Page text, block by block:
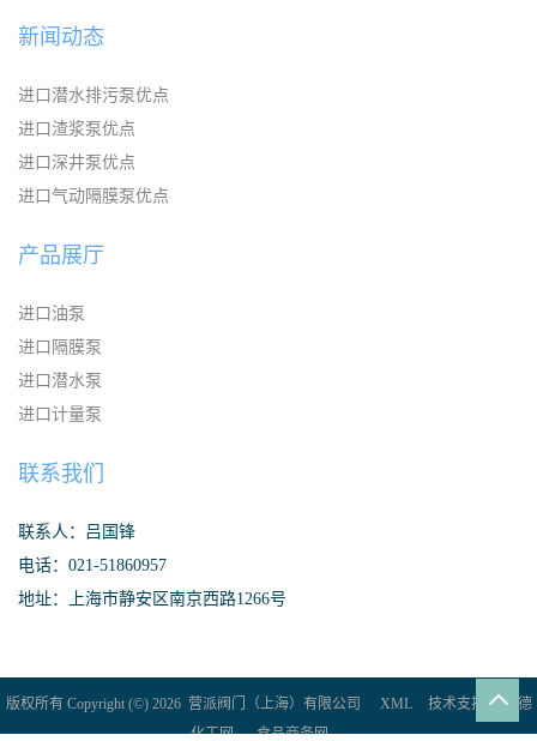
新闻动态
进口潜水排污泵优点
进口渣浆泵优点
进口深井泵优点
进口气动隔膜泵优点
产品展厅
进口油泵
进口隔膜泵
进口潜水泵
进口计量泵
联系我们
联系人：吕国锋
电话：021-51860957
地址：上海市静安区南京西路1266号
版权所有 Copyright (©) 2026 营派阀门（上海）有限公司 XML 技术支持：盖德
化工网
食品商务网